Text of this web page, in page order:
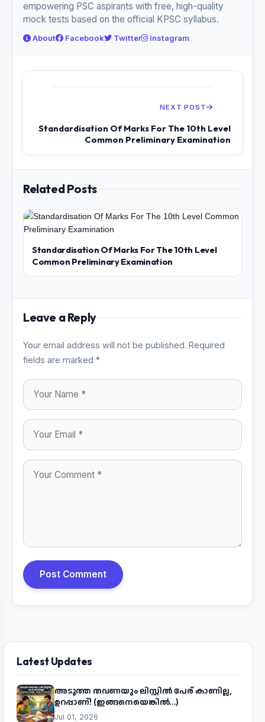
empowering PSC aspirants with free, high-quality
mock tests based on the official KPSC syllabus.
About Facebook Twitter Instagram
NEXT POST
Standardisation Of Marks For The 10th Level
Common Preliminary Examination
Related Posts
Standardisation Of Marks For The 10th Level
Common Preliminary Examination
Leave a Reply
Your email address will not be published. Required
fields are marked *
Post Comment
Latest Updates
അടുത്ത തവണയും ലിസ്റ്റിൽ പേര് കാണില്ല,
ഉറപ്പാണ്! (ഇങ്ങനെയെങ്കിൽ...)
Jul 01, 2026